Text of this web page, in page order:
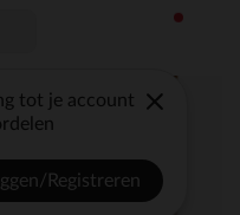
tot je account
Registreren